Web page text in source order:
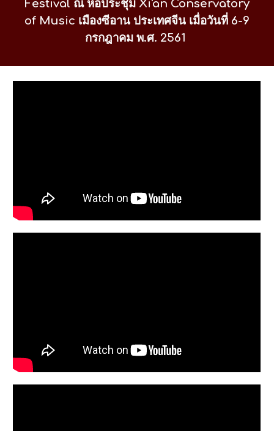
Festival ณ หอประชุม Xi'an Conservatory
of Music เมืองซีอาน ประเทศจีน เมื่อวันที่ 6-9
กรกฎาคม พ.ศ. 2561